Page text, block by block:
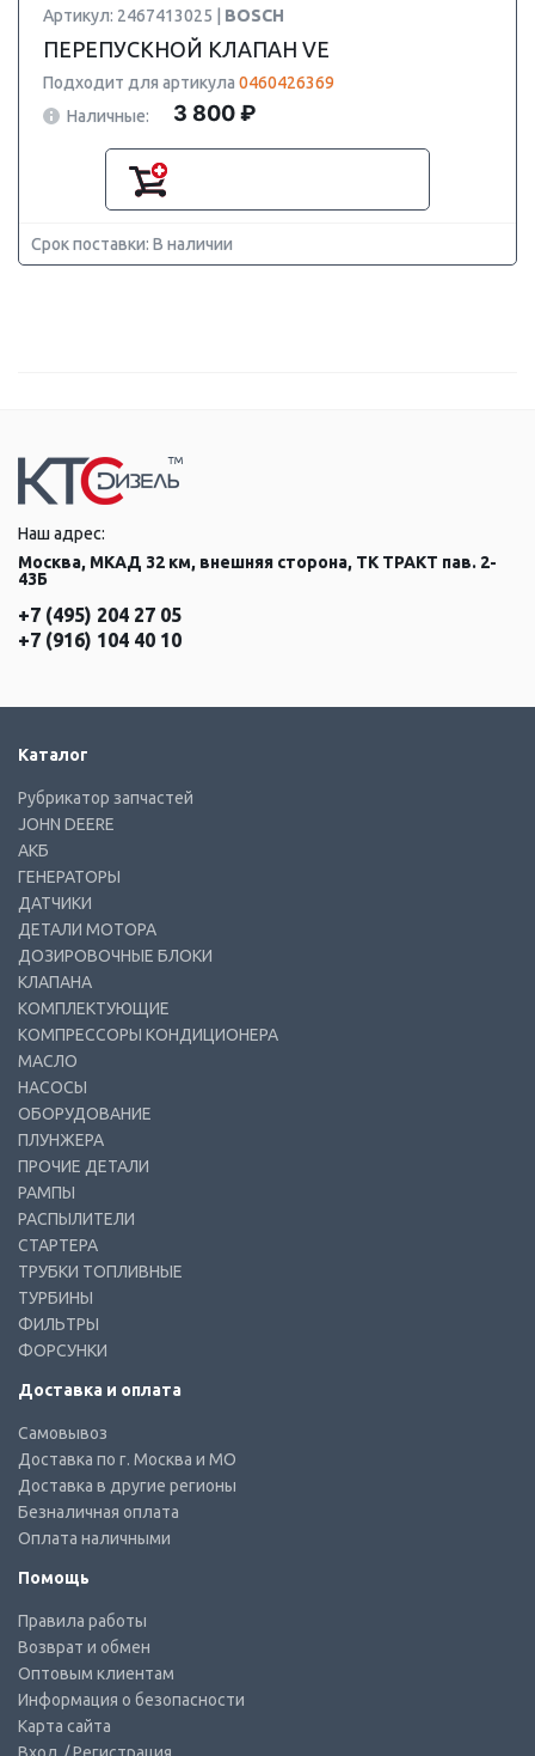
Артикул: 2467413025 | BOSCH
ПЕРЕПУСКНОЙ КЛАПАН VE
Подходит для артикула 0460426369
Наличные:
3 800 ₽
Срок поставки: В наличии
Наш адрес:
Москва, МКАД 32 км, внешняя сторона, ТК ТРАКТ пав. 2-
43Б
+7 (495) 204 27 05
+7 (916) 104 40 10
Каталог
Рубрикатор запчастей
JOHN DEERE
АКБ
ГЕНЕРАТОРЫ
ДАТЧИКИ
ДЕТАЛИ МОТОРА
ДОЗИРОВОЧНЫЕ БЛОКИ
КЛАПАНА
КОМПЛЕКТУЮЩИЕ
КОМПРЕССОРЫ КОНДИЦИОНЕРА
МАСЛО
НАСОСЫ
ОБОРУДОВАНИЕ
ПЛУНЖЕРА
ПРОЧИЕ ДЕТАЛИ
РАМПЫ
РАСПЫЛИТЕЛИ
СТАРТЕРА
ТРУБКИ ТОПЛИВНЫЕ
ТУРБИНЫ
ФИЛЬТРЫ
ФОРСУНКИ
Доставка и оплата
Самовывоз
Доставка по г. Москва и МО
Доставка в другие регионы
Безналичная оплата
Оплата наличными
Помощь
Правила работы
Возврат и обмен
Оптовым клиентам
Информация о безопасности
Карта сайта